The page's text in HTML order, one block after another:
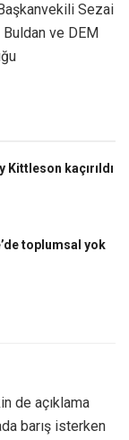
Sezai
ve DEM
Kittleson kaçırıldı
toplumsal yok
de açıklama
barış isterken